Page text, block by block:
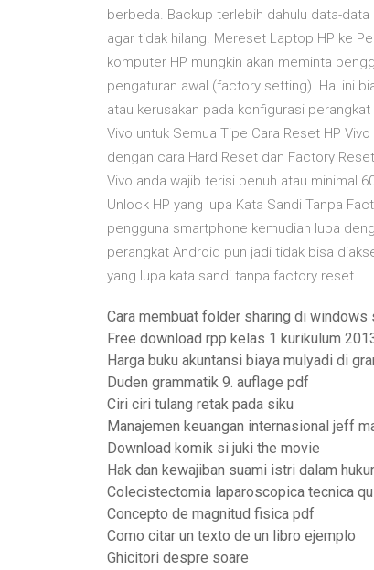
berbeda. Backup terlebih dahulu data-
agar tidak hilang. Mereset Laptop HP ke
komputer HP mungkin akan meminta
pengaturan awal (factory setting). Hal ini
atau kerusakan pada konfigurasi
Vivo untuk Semua Tipe Cara Reset HP
dengan cara Hard Reset dan Factory
Vivo anda wajib terisi penuh atau minimal
Unlock HP yang lupa Kata Sandi Tanpa
pengguna smartphone kemudian lupa
perangkat Android pun jadi tidak bisa
yang lupa kata sandi tanpa factory reset.
Cara membuat folder sharing di windows
Free download rpp kelas 1 kurikulum
Harga buku akuntansi biaya mulyadi di
Duden grammatik 9. auflage pdf
Ciri ciri tulang retak pada siku
Manajemen keuangan internasional jeff
Download komik si juki the movie
Hak dan kewajiban suami istri dalam
Colecistectomia laparoscopica tecnica
Concepto de magnitud fisica pdf
Como citar un texto de un libro ejemplo
Ghicitori despre soare